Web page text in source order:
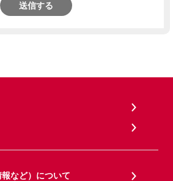
送信する
など）について